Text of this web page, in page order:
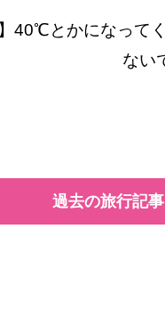
40℃とかになって
ない
過去の旅行記